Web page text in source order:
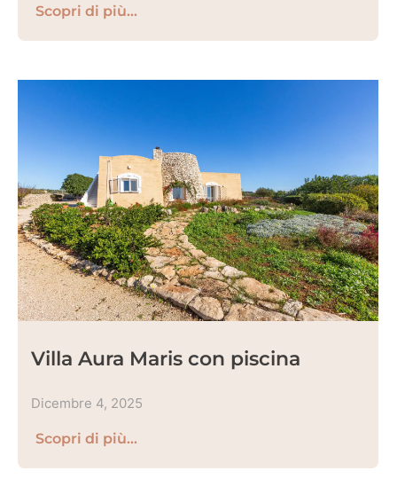
Scopri di più...
Villa Aura Maris con piscina
Dicembre 4, 2025
Scopri di più...